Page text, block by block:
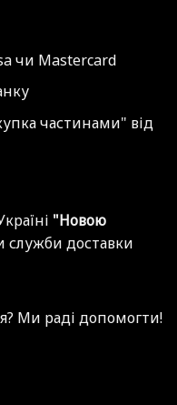
чи Mastercard
частинами" від
"Новою
служби доставки
Ми раді допомогти!